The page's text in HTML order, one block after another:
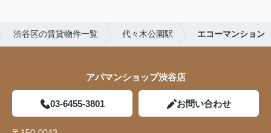
渋谷区の賃貸物件一覧 代々木公園駅 エコーマンション
アパマンショップ渋谷店
03-6455-3801 お問い合わせ